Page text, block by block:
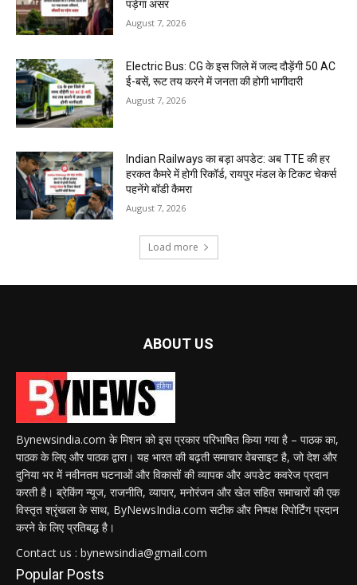
पड़ेगा असर
August 7, 2026
Electric Bus: CG के इस जिले में जल्द दौड़ेंगी 50 AC
ई-बसें, रूट तय करने में जनता की होगी भागीदारी
August 7, 2026
Indian Railways का बड़ा अपडेट: अब TTE की हर
हरकत कैमरे में होगी रिकॉर्ड, रायपुर मंडल के टिकट चेकर्स
पहनेंगे बॉडी कैमरा
August 7, 2026
Load more
ABOUT US
Bynewsindia.com के मिशन को इस प्रकार परिभाषित किया गया है – पाठक का,
पाठक के लिए और पाठक द्वारा। यह भारत की बढ़ती समाचार वेबसाइट है, जो देश और
दुनिया भर में नवीनतम घटनाओं और विकासों की व्यापक और अपडेट कवरेज प्रदान
करती है। ब्रेकिंग न्यूज, राजनीति, व्यापार, मनोरंजन और खेल सहित समाचारों की एक
विस्तृत श्रृंखला के साथ, ByNewsIndia.com सटीक और निष्पक्ष रिपोर्टिंग प्रदान
करने के लिए प्रतिबद्ध है।
Contact us : bynewsindia@gmail.com
Popular Posts